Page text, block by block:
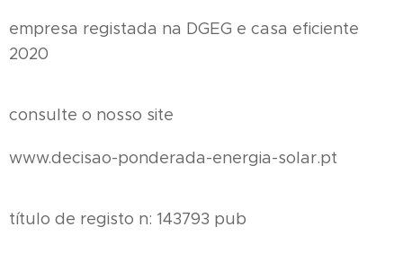
empresa registada na DGEG e casa eficiente
2020
consulte o nosso site
www.decisao-ponderada-energia-solar.pt
título de registo n: 143793 pub